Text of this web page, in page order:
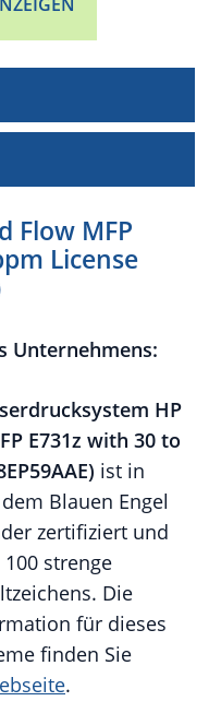
Flow MFP
License
Unternehmens:
HP
E731z with 30 to
ist in
Blauen Engel
zertifiziert und
strenge
Die
für dieses
finden Sie
.